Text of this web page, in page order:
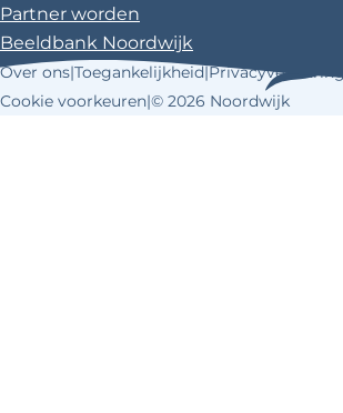
Partner worden
Beeldbank Noordwijk
Over ons|Toegankelijkheid|Privacyverklaring
Cookie voorkeuren|© 2026 Noordwijk